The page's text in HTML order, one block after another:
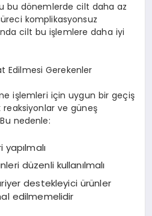
bu dönemlerde cilt daha az
komplikasyonsuz
cilt bu işlemlere daha iyi
Edilmesi Gerekenler
işlemleri için uygun bir geçiş
ve güneş
nedenle:
düzenli kullanılmalı
destekleyici ürünler
edilmemelidir